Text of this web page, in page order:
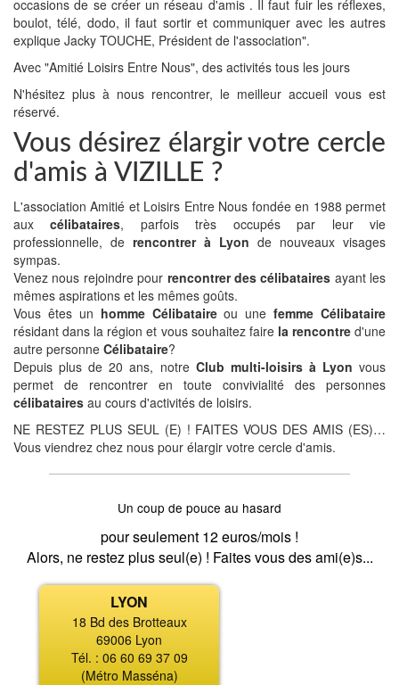
occasions de se créer un réseau d'amis . Il faut fuir les réflexes,
boulot, télé, dodo, il faut sortir et communiquer avec les autres
explique Jacky TOUCHE, Président de l'association".
Avec "Amitié Loisirs Entre Nous", des activités tous les jours
N'hésitez plus à nous rencontrer, le meilleur accueil vous est
réservé.
Vous désirez élargir votre cercle
d'amis à VIZILLE ?
L'association Amitié et Loisirs Entre Nous fondée en 1988 permet
auxcélibataires, parfois très occupés par leur vie
professionnelle, de rencontrer à Lyon de nouveaux visages
sympas.
Venez nous rejoindre pour rencontrer des célibataires ayant les
mêmes aspirations et les mêmes goûts.
Vous êtes un homme Célibataireou unefemme Célibataire
résidant dans la région et vous souhaitez faire la rencontred'une
autre personne Célibataire?
Depuis plus de 20 ans, notre Club multi-loisirs à Lyon vous
permet de rencontrer en toute convivialité des personnes
célibataires au cours d'activités de loisirs.
NE RESTEZ PLUS SEUL (E) ! FAITES VOUS DES AMIS (ES)…
Vous viendrez chez nous pour élargir votre cercle d'amis.
Un coup de pouce au hasard
pour seulement 12 euros/mois !
Alors, ne restez plus seul(e) ! Faites vous des ami(e)s...
LYON
18 Bd des Brotteaux
69006 Lyon
Tél. : 06 60 69 37 09
(Métro Masséna)